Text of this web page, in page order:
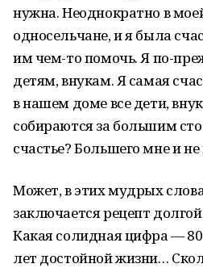
нужна. Неоднократно в
односельчане, и я была
им чем-то помочь. Я по-
детям, внукам. Я самая
в нашем доме все дети,
собираются за большим
счастье? Большего мне и не
Может, в этих мудрых
заключается рецепт
Какая солидная цифра —
лет достойной жизни…